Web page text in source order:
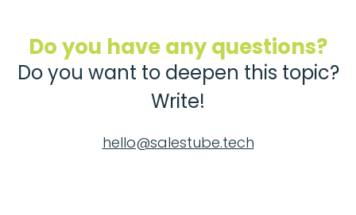
Do you have any questions?
Do you want to deepen this topic?
Write!
hello@salestube.tech